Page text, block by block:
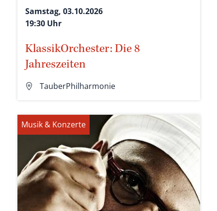
Samstag, 03.10.2026
19:30 Uhr
KlassikOrchester: Die 8
Jahreszeiten
TauberPhilharmonie
Musik & Konzerte